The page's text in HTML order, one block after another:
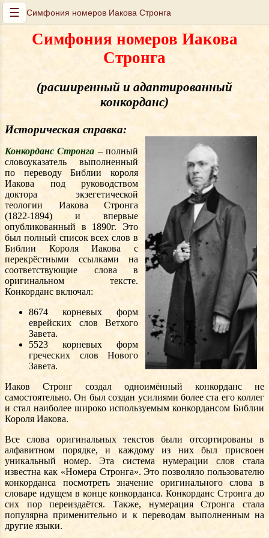
☰ Симфония номеров Иакова Стронга